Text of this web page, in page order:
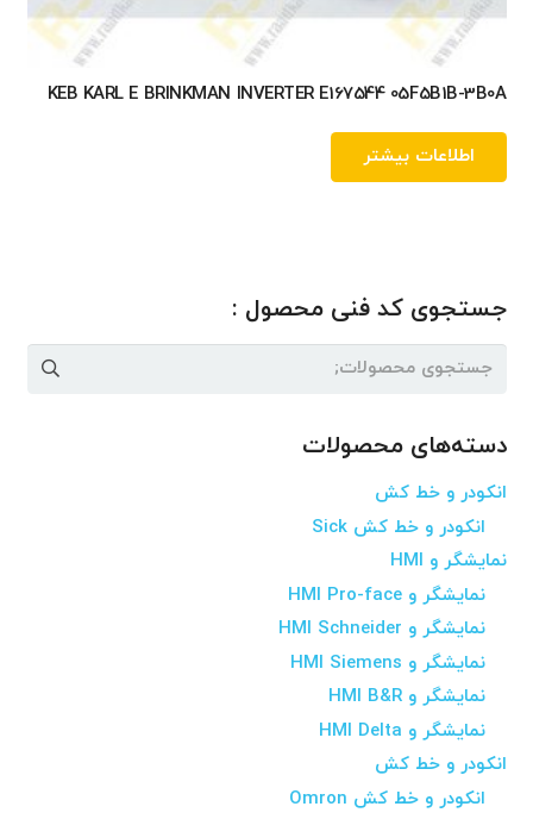
KEB KARL E BRINKMAN INVERTER E167544 05F5B1B-3B0A
اطلاعات بیشتر
جستجوی کد فنی محصول :
جستجو
دسته‌های محصولات
انکودر و خط کش
انکودر و خط کش Sick
نمایشگر و HMI
نمایشگر و HMI Pro-face
نمایشگر و HMI Schneider
نمایشگر و HMI Siemens
نمایشگر و HMI B&R
نمایشگر و HMI Delta
انکودر و خط کش
انکودر و خط کش Omron